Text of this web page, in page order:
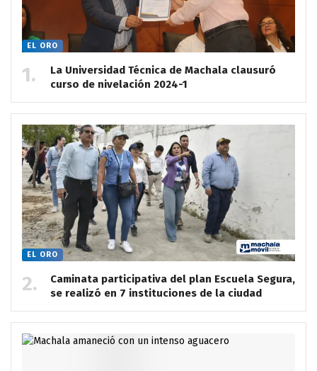
EL ORO
La Universidad Técnica de Machala clausuró
curso de nivelación 2024-1
EL ORO
Caminata participativa del plan Escuela Segura,
se realizó en 7 instituciones de la ciudad